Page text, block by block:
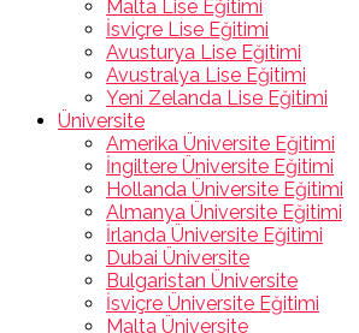
Malta Lise Eğitimi
İsviçre Lise Eğitimi
Avusturya Lise Eğitimi
Avustralya Lise Eğitimi
Yeni Zelanda Lise Eğitimi
Üniversite
Amerika Üniversite Eğitimi
İngiltere Üniversite Eğitimi
Hollanda Üniversite Eğitimi
Almanya Üniversite Eğitimi
İrlanda Üniversite Eğitimi
Dubai Üniversite
Bulgaristan Üniversite
İsviçre Üniversite Eğitimi
Malta Üniversite